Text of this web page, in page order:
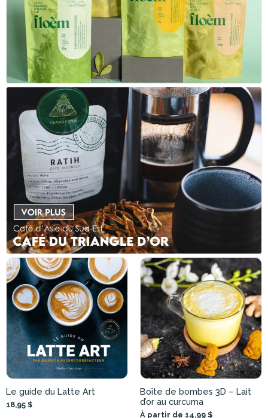
Le guide du Latte Art
18,95 $
Boîte de bombes 3D – Lait
d’or au curcuma
À partir de 14,99 $